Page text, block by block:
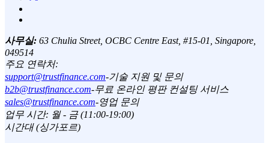
사무실: 63 Chulia Street, OCBC Centre East, #15-01, Singapore,
049514
주요 연락처:
support@trustfinance.com-기술 지원 및 문의
b2b@trustfinance.com-무료 온라인 평판 컨설팅 서비스
sales@trustfinance.com-영업 문의
업무 시간: 월 - 금 (11:00-19:00)
시간대 (싱가포르)